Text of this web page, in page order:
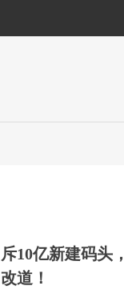
斥10亿新建码头
改道！